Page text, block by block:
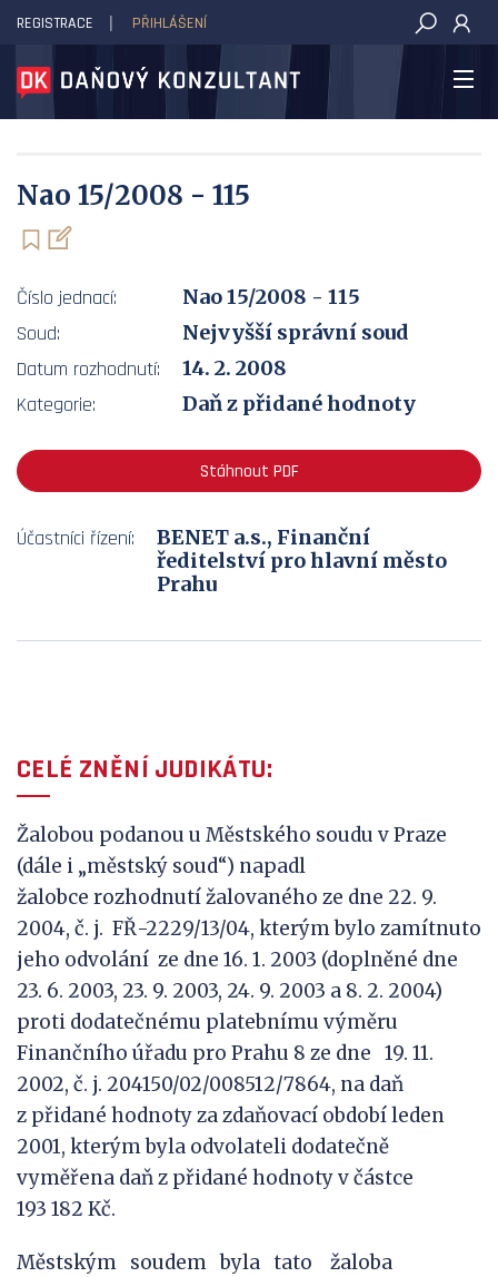
DAŇOVÝ KONZULTANT
REGISTRACE PŘIHLÁŠENÍ
Nao 15/2008 - 115
Číslo jednací:
Nao 15/2008 - 115
Soud:
Nejvyšší správní soud
Datum rozhodnutí:
14. 2. 2008
Kategorie:
Daň z přidané hodnoty
Stáhnout PDF
Účastníci řízení:
BENET a.s., Finanční
ředitelství pro hlavní město
Prahu
CELÉ ZNĚNÍ JUDIKÁTU:
Žalobou podanou u Městského soudu v Praze
(dále i „městský soud“) napadl
žalobce rozhodnutí žalovaného ze dne 22. 9.
2004, č. j. FŘ-2229/13/04, kterým bylo zamítnuto
jeho odvolání ze dne 16. 1. 2003 (doplněné dne
23. 6. 2003, 23. 9. 2003, 24. 9. 2003 a 8. 2. 2004)
proti dodatečnému platebnímu výměru
Finančního úřadu pro Prahu 8 ze dne 19. 11.
2002, č. j. 204150/02/008512/7864, na daň
z přidané hodnoty za zdaňovací období leden
2001, kterým byla odvolateli dodatečně
vyměřena daň z přidané hodnoty v částce
193 182 Kč.
Městským soudem byla tato žaloba